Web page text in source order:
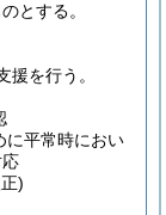
とする。
援を行う。
に平常時におい
)